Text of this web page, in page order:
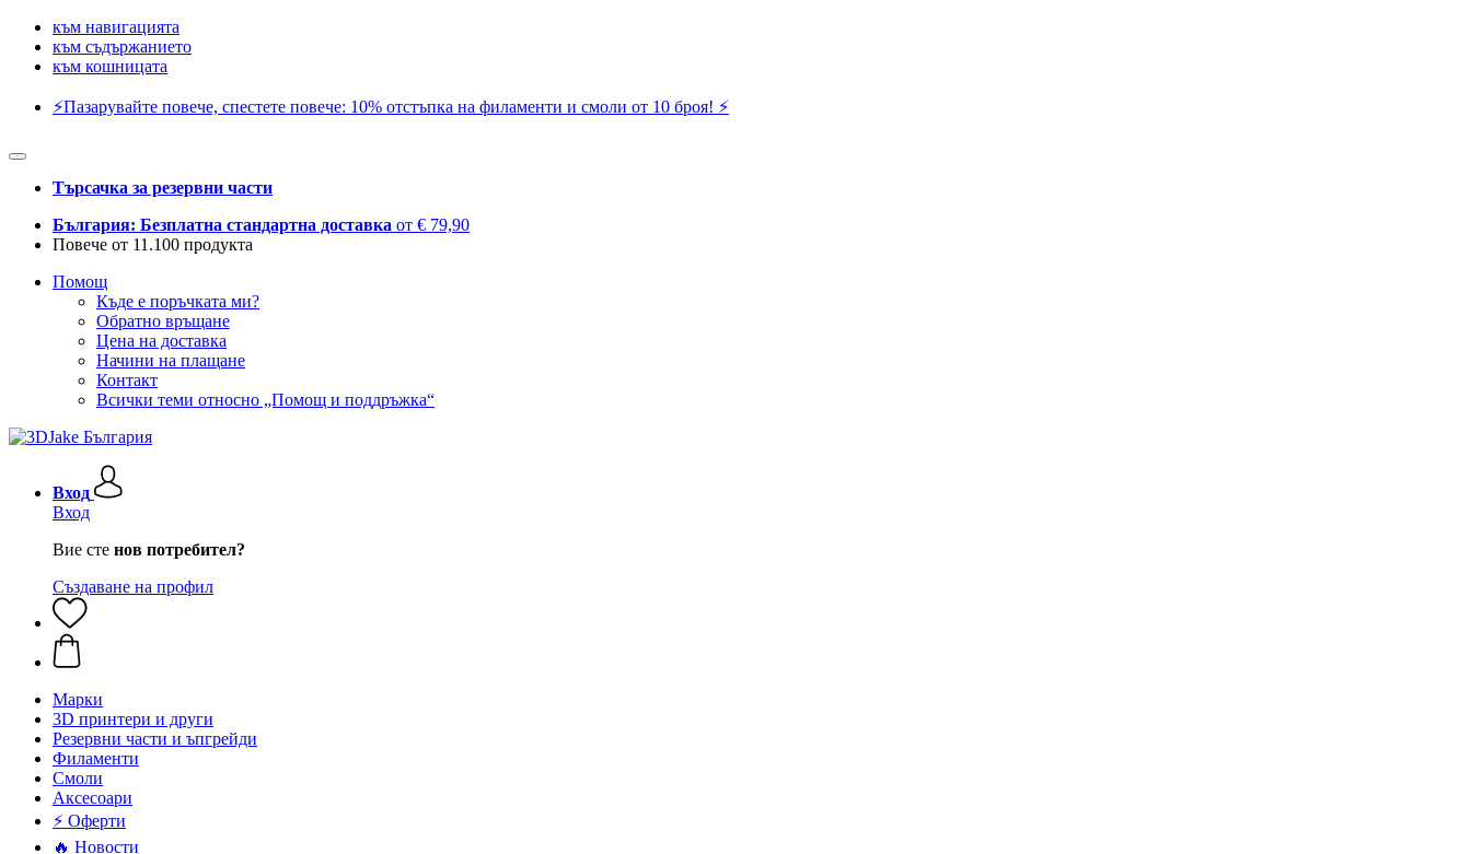
към навигацията
към съдържанието
към кошницата
⚡️Пазарувайте повече, спестете повече: 10% отстъпка на филаменти и смоли от 10 броя! ⚡️
Търсачка за резервни части
България: Безплатна стандартна доставка от € 79,90
Повече от 11.100 продукта
Помощ
Къде е поръчката ми?
Обратно връщане
Цена на доставка
Начини на плащане
Контакт
Всички теми относно „Помощ и поддръжка“
Вход
Вход
Вие сте нов потребител?
Създаване на профил
Mарки
3D принтери и други
Резервни части и ъпгрейди
Филаменти
Смоли
Аксесоари
⚡ Оферти
🔥 Новости